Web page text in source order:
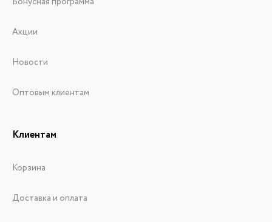
Акции
Новости
Оптовым клиентам
Клиентам
Корзина
Доставка и оплата